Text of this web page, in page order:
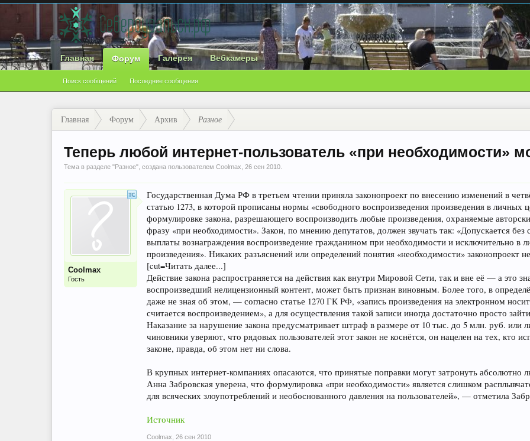
Главная Форум
Поиск сообщений Последние сообщения
Галерея Вебкамеры
Главная Форум Архив Разное
Теперь любой интернет-пользователь «при необходимости»
Тема в разделе "Разное", создана пользователем Coolmax 26 сен 2010
Coolmax
Гость
Государственная Дума РФ в третьем чтении приняла законопроект по внесению изменений в
статью 1273, в которой прописаны нормы «свободного воспроизведения произведения в личных
формулировке закона, разрешающего воспроизводить любые произведения, охраняемые
фразу «при необходимости». Закон, по мнению депутатов, должен звучать так: «Допускается без
выплаты вознаграждения воспроизведение гражданином при необходимости и исключительно в
произведения». Никаких разъяснений или определений понятия «необходимости» законопроект
[cut=Читать далее...]
Действие закона распространяется на действия как внутри Мировой Сети, так и вне её — а это
воспроизведший нелицензионный контент, может быть признан виновным. Более того, в
даже не зная об этом, — согласно статье 1270 ГК РФ, «запись произведения на электронном
считается воспроизведением», а для осуществления такой записи иногда достаточно просто
Наказание за нарушение закона предусматривает штраф в размере от 10 тыс. до 5 млн. руб.
чиновники уверяют, что рядовых пользователей этот закон не коснётся, он нацелен на тех, кто
законе, правда, об этом нет ни слова.
В крупных интернет-компаниях опасаются, что принятые поправки могут затронуть абсолютно
Анна Забровская уверена, что формулировка «при необходимости» является слишком
для всяческих злоупотреблений и необоснованного давления на пользователей», — отметила
Источник
Coolmax 26 сен 2010